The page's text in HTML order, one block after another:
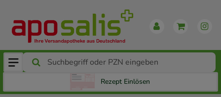
Rezept Einlösen